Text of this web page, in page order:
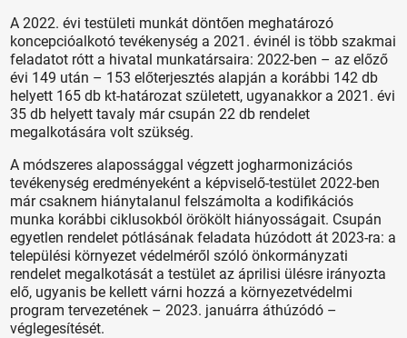
A 2022. évi testületi munkát döntően meghatározó
koncepcióalkotó tevékenység a 2021. évinél is több szakmai
feladatot rótt a hivatal munkatársaira: 2022-ben – az előző
évi 149 után – 153 előterjesztés alapján a korábbi 142 db
helyett 165 db kt-határozat született, ugyanakkor a 2021. évi
35 db helyett tavaly már csupán 22 db rendelet
megalkotására volt szükség.
A módszeres alapossággal végzett jogharmonizációs
tevékenység eredményeként a képviselő-testület 2022-ben
már csaknem hiánytalanul felszámolta a kodifikációs
munka korábbi ciklusokból örökölt hiányosságait. Csupán
egyetlen rendelet pótlásának feladata húzódott át 2023-ra: a
települési környezet védelméről szóló önkormányzati
rendelet megalkotását a testület az áprilisi ülésre irányozta
elő, ugyanis be kellett várni hozzá a környezetvédelmi
program tervezetének – 2023. januárra áthúzódó –
véglegesítését.